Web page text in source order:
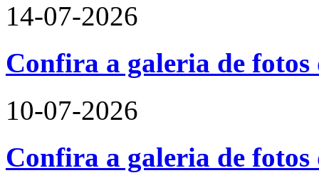
14-07-2026
Confira a galeria de
10-07-2026
Confira a galeria de fotos